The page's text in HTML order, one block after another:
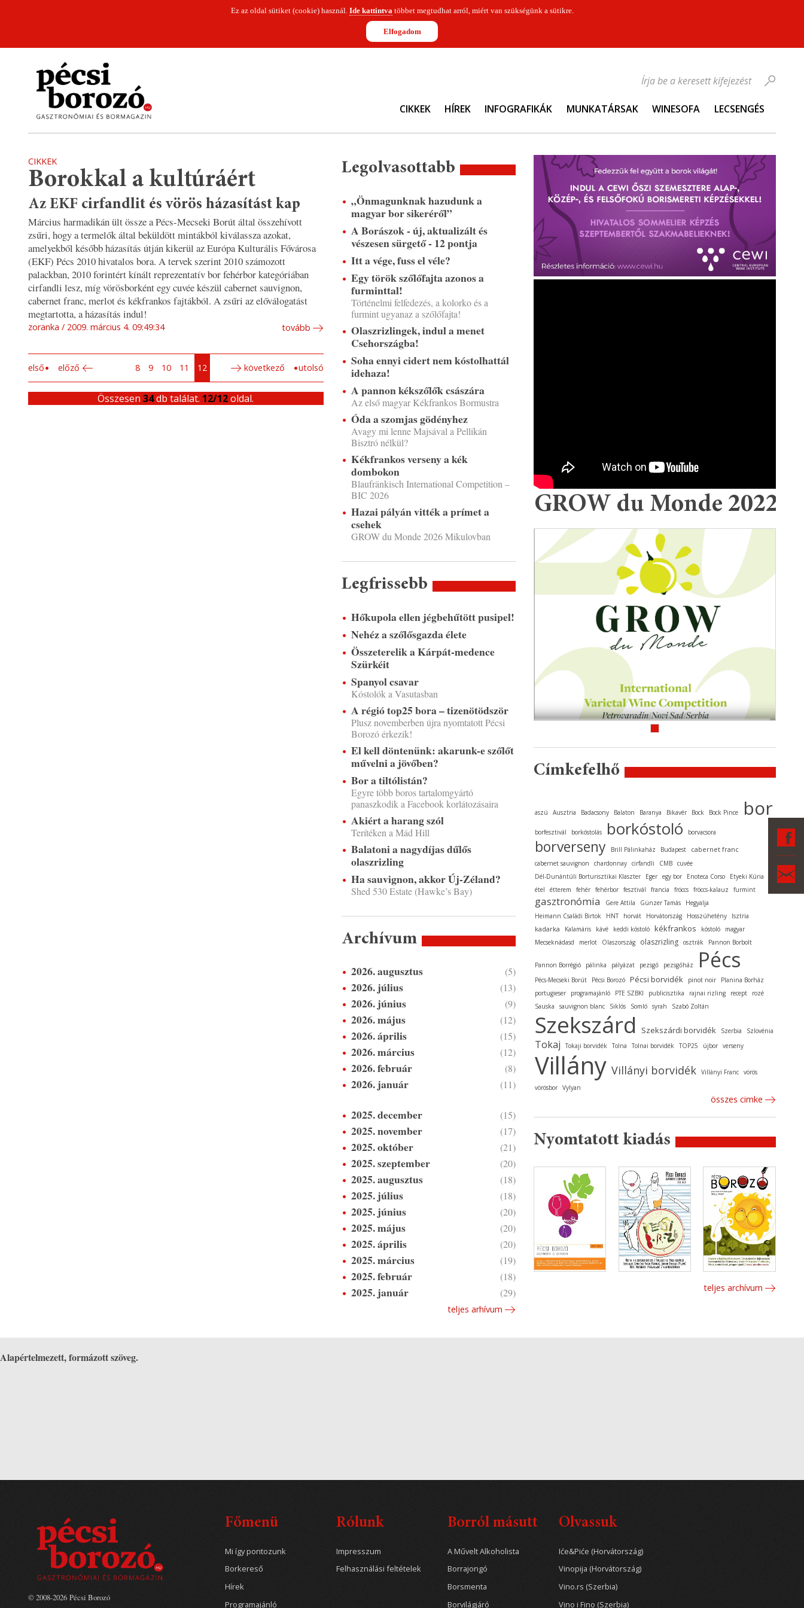
Ez az oldal sütiket (cookie) használ. Ide kattintvatöbbet megtudhat arról, miért van szükségünk a sütikre.
Elfogadom
CIKKEK HÍREK INFOGRAFIKÁK MUNKATÁRSAK WINESOFA LECSENGÉS
Írja be a keresett kifejezést
CIKKEK
Borokkal a kultúráért
Az EKF cirfandlit és vörös házasítást kap
Március harmadikán ült össze a Pécs-Mecseki Borút által összehívott
zsűri, hogy a termelők által beküldött mintákból kiválassza azokat,
amelyekből később házasítás útján kikerül az Európa Kulturális Fővárosa
(EKF) Pécs 2010 hivatalos bora. A tervek szerint 2010 számozott
palackban, 2010 forintért kínált reprezentatív bor fehérbor kategóriában
cirfandli lesz, míg vörösborként egy cuvée készül cabernet sauvignon,
cabernet franc, merlot és kékfrankos fajtákból. A zsűri az előválogatást
megtartotta, a házasítás indul!
zoranka 2009. március 4. 09:49:34 tovább
első előző 8 9 10 11 12 következő utolsó
Összesen34db találat. 12/12oldal.
Legolvasottabb
„Önmagunknak hazudunk a
magyar bor sikeréről”
A Borászok - új, aktualizált és
vészesen sürgető - 12 pontja
Itt a vége, fuss el véle?
Egy török szőlőfajta azonos a
furminttal!
Történelmi felfedezés, a kolorko és a
furmint ugyanaz a szőlőfajta!
Olaszrizlingek, indul a menet
Csehországba!
Soha ennyi cidert nem kóstolhattál
idehaza!
A pannon kékszőlők császára
Az első magyar Kékfrankos Bormustra
Óda a szomjas gödényhez
Avagy mi lenne Majsával a Pellikán
Bisztró nélkül?
Kékfrankos verseny a kék
dombokon
Blaufränkisch International Competition –
BIC 2026
Hazai pályán vitték a prímet a
csehek
GROW du Monde 2026 Mikulovban
Legfrissebb
Hőkupola ellen jégbehűtött pusipel!
Nehéz a szőlősgazda élete
Összeterelik a Kárpát-medence
Szürkéit
Spanyol csavar
Kóstolók a Vasutasban
A régió top25 bora – tizenötödször
Plusz novemberben újra nyomtatott Pécsi
Borozó érkezik!
El kell döntenünk: akarunk-e szőlőt
művelni a jövőben?
Bor a tiltólistán?
Egyre több boros tartalomgyártó
panaszkodik a Facebook korlátozásaira
Akiért a harang szól
Terítéken a Mád Hill
Balatoni a nagydíjas dűlős
olaszrizling
Ha sauvignon, akkor Új-Zéland?
Shed 530 Estate (Hawke’s Bay)
Archívum
2026. augusztus (5)
2026. július (13)
2026. június (9)
2026. május (12)
2026. április (15)
2026. március (12)
2026. február (8)
2026. január (11)
2025. december (15)
2025. november (17)
2025. október (21)
2025. szeptember (20)
2025. augusztus (18)
2025. július (18)
2025. június (20)
2025. május (20)
2025. április (20)
2025. március (19)
2025. február (18)
2025. január (29)
teljes arhívum
GROW du Monde 2022
Címkefelhő
aszú Ausztria Badacsony Balaton Baranya Bikavér Bock Bock Pince bor
borfesztivál borkóstolás borkóstoló borvacsora
borverseny Brill Pálinkaház Budapest cabernet franc
cabernet sauvignon chardonnay cirfandli CMB cuvée
Dél-Dunántúli Borturisztikai Klaszter
Eger egy bor Enoteca Corso
Etyeki Kúria
étel
étterem fehér fehérbor fesztivál francia fröccs fröccs-kalauz furmint
gasztronómia Gere Attila Günzer Tamás
Hegyalja
Heimann Családi Birtok
HNT horvát Horvátország Hosszúhetény Isztria
kadarka Kalamáris kávé keddi kóstoló kékfrankos kóstoló
magyar
Mecseknádasd
merlot Olaszország olaszrizling osztrák Pannon Borbolt
Pannon Borrégió pálinka pályázat pezsgő pezsgőház Pécs
Pécs-Mecseki Borút Pécsi Borozó Pécsi borvidék pinot noir
Planina Borház
portugieser
programajánló PTE SZBKI publicisztika rajnai rizling recept
rozé
Sauska
sauvignon blanc Siklós Somló syrah Szabó Zoltán
Szekszárd Szekszárdi borvidék Szerbia Szlovénia
Tokaj Tokaji borvidék Tolna Tolnai borvidék TOP25 újbor verseny
Villány Villányi borvidék Villányi Franc vörös
vörösbor Vylyan
összes cimke
Nyomtatott kiadás
teljes archívum
Alapértelmezett, formázott szöveg.
Főmenü
Mi így pontozunk
Borkereső
Hírek
Programajánló
Rólunk
Impresszum
Felhasználási feltételek
Borról másutt
A Művelt Alkoholista
Borrajongó
Borsmenta
Borvilágjáró
Olvassuk
Iće&Piće (Horvátország)
Vinopija (Horvátország)
Vino.rs (Szerbia)
Vino i Fino (Szerbia)
© 2008-2026 Pécsi Borozó